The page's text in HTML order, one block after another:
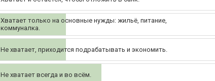
Хватает только на основные нужды: жильё, питание,
коммуналка.
Не хватает, приходится подрабатывать и экономить.
Не хватает всегда и во всём.